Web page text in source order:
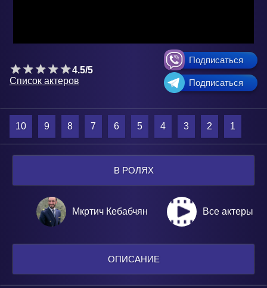
4.5/5
Список актеров
Подписаться
Подписаться
10 9 8 7 6 5 4 3 2 1
В РОЛЯХ
Мкртич Кебабчян Все актеры
ОПИСАНИЕ